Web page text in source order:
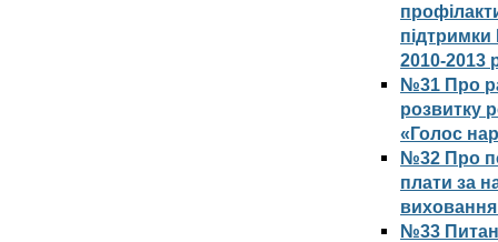
підтримки
2010-2013
№31 Про
розвитку
«Голос
№32 Про
плати за
виховання
№33